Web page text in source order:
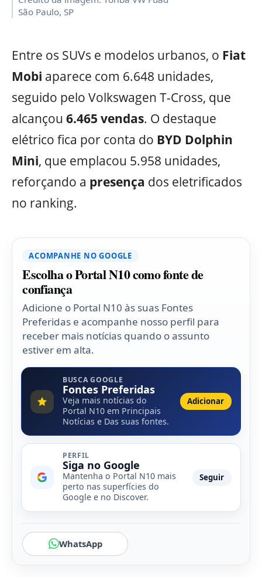
São Paulo, SP
Entre os SUVs e modelos urbanos, o Fiat
Mobi aparece com 6.648 unidades,
seguido pelo Volkswagen T-Cross, que
alcançou 6.465 vendas. O destaque
elétrico fica por conta do BYD Dolphin
Mini, que emplacou 5.958 unidades,
reforçando a presença dos eletrificados
no ranking.
ACOMPANHE NO GOOGLE
Escolha o Portal N10 como fonte de
confiança
Adicione o Portal N10 às suas Fontes
Preferidas e acompanhe nosso perfil para
receber mais notícias quando o assunto
estiver em alta.
BUSCA GOOGLE
Fontes Preferidas
Veja mais notícias do
Portal N10 em Principais
Notícias e Das suas fontes.
Adicionar
PERFIL
Siga no Google
Mantenha o Portal N10 mais
perto nas superfícies do
Google e no Discover.
Seguir
WhatsApp